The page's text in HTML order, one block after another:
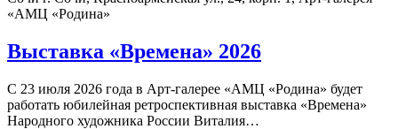
«АМЦ «Родина»
Выставка «Времена» 2026
С 23 июля 2026 года в Арт-галерее «АМЦ «Родина» будет
работать юбилейная ретроспективная выставка «Времена»
Народного художника России Виталия…